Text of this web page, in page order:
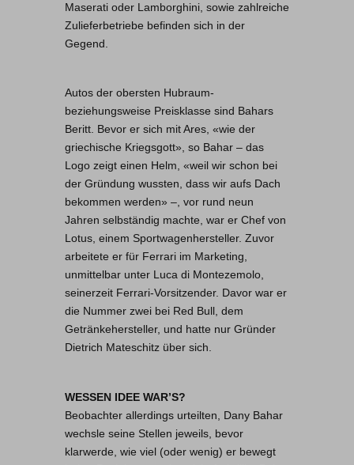
Maserati oder Lamborghini, sowie zahlreiche
Zulieferbetriebe befinden sich in der
Gegend.
Autos der obersten Hubraum-
beziehungsweise Preisklasse sind Bahars
Beritt. Bevor er sich mit Ares, «wie der
griechische Kriegsgott», so Bahar – das
Logo zeigt einen Helm, «weil wir schon bei
der Gründung wussten, dass wir aufs Dach
bekommen werden» –, vor rund neun
Jahren selbständig machte, war er Chef von
Lotus, einem Sportwagenhersteller. Zuvor
arbeitete er für Ferrari im Marketing,
unmittelbar unter Luca di Montezemolo,
seinerzeit Ferrari-Vorsitzender. Davor war er
die Nummer zwei bei Red Bull, dem
Getränkehersteller, und hatte nur Gründer
Dietrich Mateschitz über sich.
WESSEN IDEE WAR’S?
Beobachter allerdings urteilten, Dany Bahar
wechsle seine Stellen jeweils, bevor
klarwerde, wie viel (oder wenig) er bewegt